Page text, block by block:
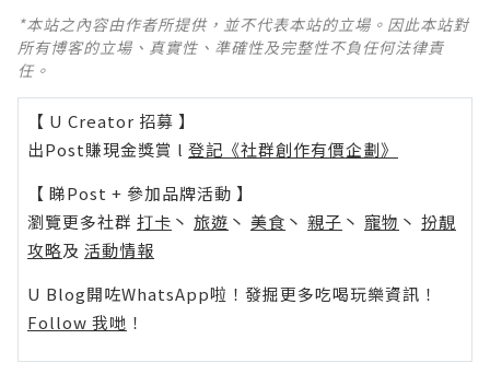
*本站之內容由作者所提供，並不代表本站的立場。因此本站對
所有博客的立場、真實性、準確性及完整性不負任何法律責
任。
【 U Creator 招募 】
出Post賺現金獎賞 l 登記《社群創作有價企劃》
【 睇Post + 參加品牌活動 】
瀏覽更多社群 打卡 丶 旅遊 丶 美食 丶 親子 丶 寵物 丶 扮靚
攻略及 活動情報
U Blog開咗WhatsApp啦！發掘更多吃喝玩樂資訊！
Follow 我哋 ！